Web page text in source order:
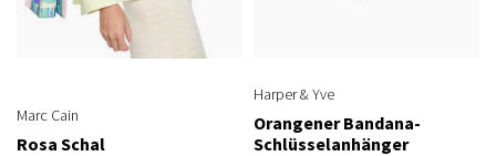
Marc Cain
Rosa Schal
Harper & Yve
Orangener Bandana-
Schlüsselanhänger